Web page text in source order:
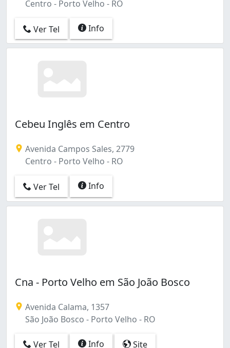
Centro - Porto Velho - RO
Ver Tel Info
Cebeu Inglês em Centro
Avenida Campos Sales, 2779
Centro - Porto Velho - RO
Ver Tel Info
Cna - Porto Velho em São João Bosco
Avenida Calama, 1357
São João Bosco - Porto Velho - RO
Ver Tel Info Site